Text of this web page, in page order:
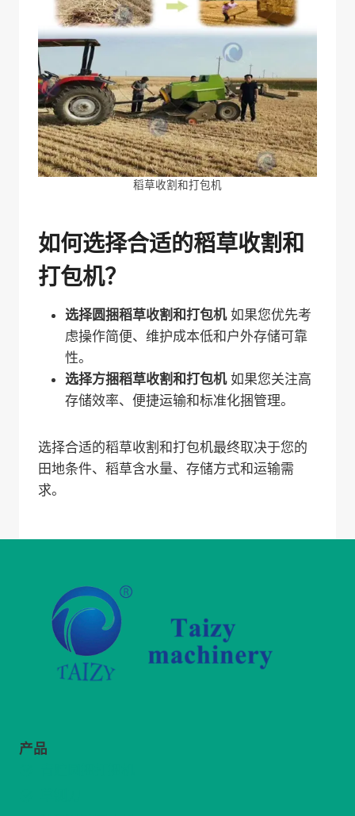
稻草收割和打包机
如何选择合适的稻草收割和
打包机？
选择圆捆稻草收割和打包机如果您优先考
虑操作简便、维护成本低和户外存储可靠
性。
选择方捆稻草收割和打包机如果您关注高
存储效率、便捷运输和标准化捆管理。
选择合适的稻草收割和打包机最终取决于您的
田地条件、稻草含水量、存储方式和运输需
求。
产品